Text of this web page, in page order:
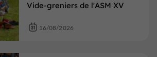
Vide-greniers de l'ASM XV
16/08/2026